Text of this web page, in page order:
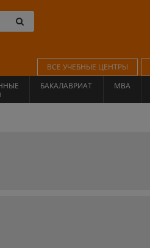
ВСЕ УЧЕБНЫЕ ЦЕНТРЫ
БАКАЛАВРИАТ MBA